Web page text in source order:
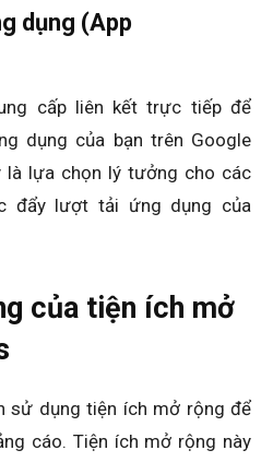
dụng (App
cấp liên kết trực tiếp để
dụng của bạn trên Google
là lựa chọn lý tưởng cho các
đẩy lượt tải ứng dụng của
của tiện ích mở
sử dụng tiện ích mở rộng để
cáo. Tiện ích mở rộng này